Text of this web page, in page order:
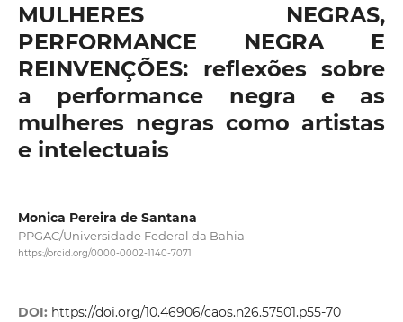
MULHERES NEGRAS,
PERFORMANCE NEGRA E
REINVENÇÕES: reflexões sobre
a performance negra e as
mulheres negras como artistas
e intelectuais
Monica Pereira de Santana
PPGAC/Universidade Federal da Bahia
https://orcid.org/0000-0002-1140-7071
DOI: https://doi.org/10.46906/caos.n26.57501.p55-70